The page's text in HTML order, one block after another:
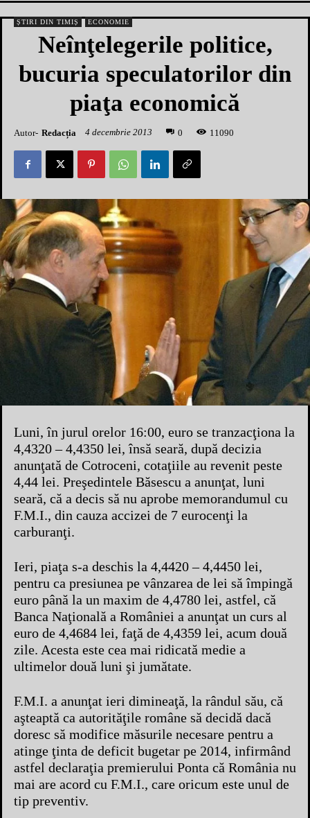
ȘTIRI DIN TIMIȘ ECONOMIE
Neînţelegerile politice,
bucuria speculatorilor din
piaţa economică
Autor- Redacția 4 decembrie 2013 0 1 1090
Luni, în jurul orelor 16:00, euro se tranzacţiona la
4,4320 – 4,4350 lei, însă seară, după decizia
anunţată de Cotroceni, cotaţiile au revenit peste
4,44 lei. Preşedintele Băsescu a anunţat, luni
seară, că a decis să nu aprobe memorandumul cu
F.M.I., din cauza accizei de 7 eurocenţi la
carburanţi.
Ieri, piaţa s-a deschis la 4,4420 – 4,4450 lei,
pentru ca presiunea pe vânzarea de lei să împingă
euro până la un maxim de 4,4780 lei, astfel, că
Banca Naţională a României a anunţat un curs al
euro de 4,4684 lei, faţă de 4,4359 lei, acum două
zile. Acesta este cea mai ridicată medie a
ultimelor două luni şi jumătate.
F.M.I. a anunţat ieri dimineaţă, la rândul său, că
aşteaptă ca autorităţile române să decidă dacă
doresc să modifice măsurile necesare pentru a
atinge ţinta de deficit bugetar pe 2014, infirmând
astfel declaraţia premierului Ponta că România nu
mai are acord cu F.M.I., care oricum este unul de
tip preventiv.